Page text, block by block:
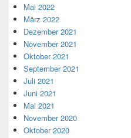
Mai 2022
März 2022
Dezember 2021
November 2021
Oktober 2021
September 2021
Juli 2021
Juni 2021
Mai 2021
November 2020
Oktober 2020